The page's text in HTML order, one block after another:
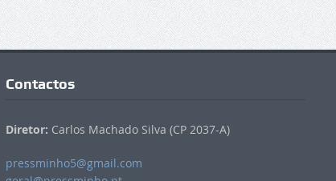
Contactos
Diretor: Carlos Machado Silva (CP 2037-A)
pressminho5@gmail.com